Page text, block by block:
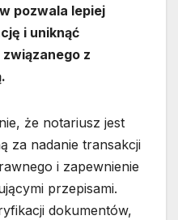
pozwala lepiej
i uniknąć
z
że notariusz jest
za nadanie transakcji
i zapewnienie
przepisami.
dokumentów,